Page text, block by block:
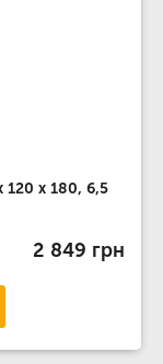
120 x 180, 6,5
2 849 грн